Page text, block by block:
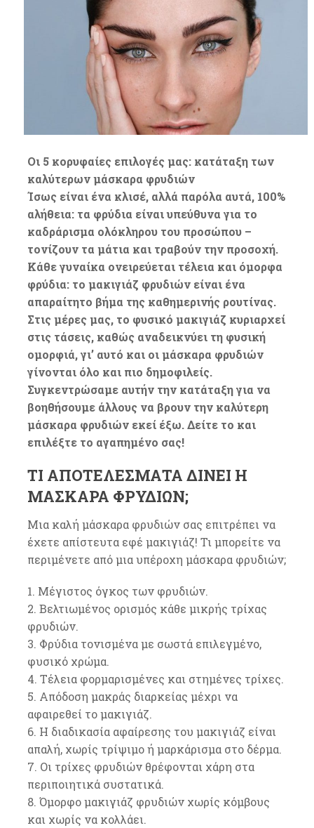
Οι 5 κορυφαίες επιλογές μας: κατάταξη των
καλύτερων μάσκαρα φρυδιών
Ίσως είναι ένα κλισέ, αλλά παρόλα αυτά, 100%
αλήθεια: τα φρύδια είναι υπεύθυνα για το
καδράρισμα ολόκληρου του προσώπου –
τονίζουν τα μάτια και τραβούν την προσοχή.
Κάθε γυναίκα ονειρεύεται τέλεια και όμορφα
φρύδια: το μακιγιάζ φρυδιών είναι ένα
απαραίτητο βήμα της καθημερινής ρουτίνας.
Στις μέρες μας, το φυσικό μακιγιάζ κυριαρχεί
στις τάσεις, καθώς αναδεικνύει τη φυσική
ομορφιά, γι’ αυτό και οι μάσκαρα φρυδιών
γίνονται όλο και πιο δημοφιλείς.
Συγκεντρώσαμε αυτήν την κατάταξη για να
βοηθήσουμε άλλους να βρουν την καλύτερη
μάσκαρα φρυδιών εκεί έξω. Δείτε το και
επιλέξτε το αγαπημένο σας!
ΤΙ ΑΠΟΤΕΛΈΣΜΑΤΑ ΔΊΝΕΙ Η
ΜΆΣΚΑΡΑ ΦΡΥΔΙΏΝ;
Μια καλή μάσκαρα φρυδιών σας επιτρέπει να
έχετε απίστευτα εφέ μακιγιάζ! Τι μπορείτε να
περιμένετε από μια υπέροχη μάσκαρα φρυδιών;
1. Μέγιστος όγκος των φρυδιών.
2. Βελτιωμένος ορισμός κάθε μικρής τρίχας
φρυδιών.
3. Φρύδια τονισμένα με σωστά επιλεγμένο,
φυσικό χρώμα.
4. Τέλεια φορμαρισμένες και στημένες τρίχες.
5. Απόδοση μακράς διαρκείας μέχρι να
αφαιρεθεί το μακιγιάζ.
6. Η διαδικασία αφαίρεσης του μακιγιάζ είναι
απαλή, χωρίς τρίψιμο ή μαρκάρισμα στο δέρμα.
7. Οι τρίχες φρυδιών θρέφονται χάρη στα
περιποιητικά συστατικά.
8. Όμορφο μακιγιάζ φρυδιών χωρίς κόμβους
και χωρίς να κολλάει.